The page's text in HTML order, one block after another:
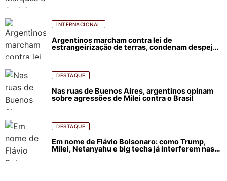
INTERNACIONAL
Argentinos marcham contra lei de
estrangeirização de terras, condenam despejos
DESTAQUE
Nas ruas de Buenos Aires, argentinos opinam
sobre agressões de Milei contra o Brasil
DESTAQUE
Em nome de Flávio Bolsonaro: como Trump,
Milei, Netanyahu e big techs já interferem nas